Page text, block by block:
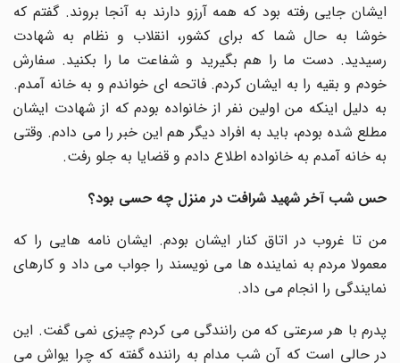
ایشان جایی رفته بود که همه آرزو دارند به آنجا بروند. گفتم که
خوشا به حال شما که برای کشور، انقلاب و نظام به شهادت
رسیدید. دست ما را هم بگیرید و شفاعت ما را بکنید. سفارش
خودم و بقیه را به ایشان کردم. فاتحه ای خواندم و به خانه آمدم.
به دلیل اینکه من اولین نفر از خانواده بودم که از شهادت ایشان
مطلع شده بودم، باید به افراد دیگر هم این خبر را می دادم. وقتی
به خانه آمدم به خانواده اطلاع دادم و قضایا به جلو رفت.
حس شب آخر شهید شرافت در منزل چه حسی بود؟
من تا غروب در اتاق کنار ایشان بودم. ایشان نامه هایی را که
معمولا مردم به نماینده ها می نویسند را جواب می داد و کارهای
نمایندگی را انجام می داد.
پدرم با هر سرعتی که من رانندگی می کردم چیزی نمی گفت. این
در حالی است که آن شب مدام به راننده گفته که چرا یواش می